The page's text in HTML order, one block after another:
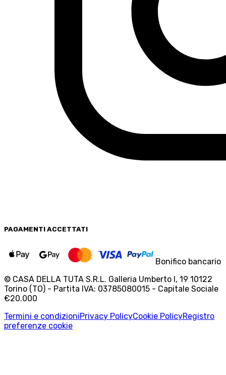
PAGAMENTI ACCETTATI
Bonifico bancario
© CASA DELLA TUTA S.R.L. Galleria Umberto I, 19 10122
Torino (TO) - Partita IVA: 03785080015 - Capitale Sociale
€20.000
Termini e condizioniPrivacy PolicyCookie PolicyRegistro
preferenze cookie